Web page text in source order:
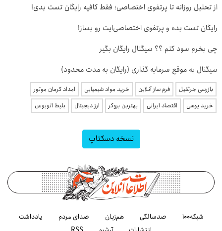
از تحلیل روزانه تا پرتفوی اختصاصی؛ فقط کافیه رایگان تست بدی!
رایگان تست بده و پرتفوی اختصاصی‌ایت رو بساز!
چی بخرم سود کنم ؟؟ سیگنال رایگان بگیر
سیگنال به موقع سرمایه گذاری (رایگان به مدت محدود)
بازرسی جرثقیل فرم ساز آنلاین خرید مواد شیمیایی
امداد کرمان موتور
خرید یوسی
اقتصاد ایرانی بهترین بروکر ارز دیجیتال بلیط اتوبوس
نسخه دسکتاپ
شبکه۱۰۰ صدسالگی هم‌زبان صدای مردم
یادداشت